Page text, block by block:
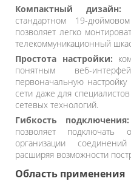
Компактный дизайн:
стандартном 19-
позволяет легко
телекоммуникационный
Простота настройки:
понятным веб-
первоначальную
сети даже для
сетевых технологий.
Гибкость подключения:
позволяет подключать
организации
расширяя возможности
Область применения